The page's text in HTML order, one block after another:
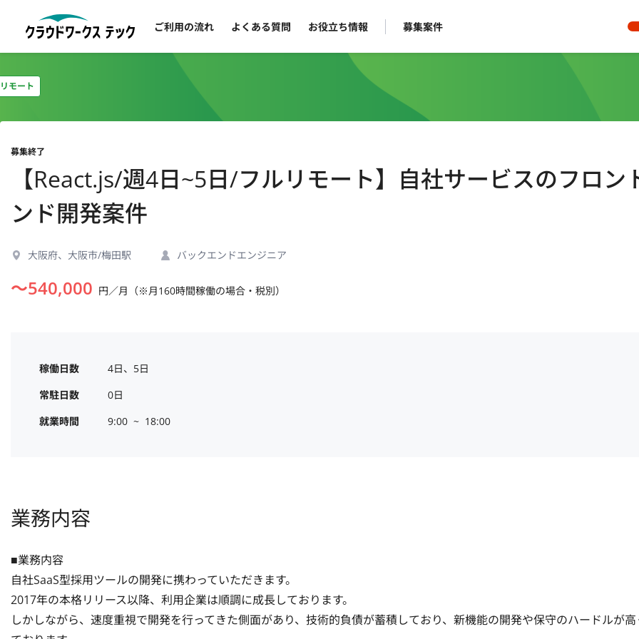
ご利用の流れ よくある質問 お役立ち情報 募集案件
モート
募集終了
【React.js/週4日~5日/フルリモート】自社サービスのフロン
ンド開発案件
大阪府、大阪市/梅田駅 バックエンドエンジニア
〜540,000 円／月（※月160時間稼働の場合・税別）
稼働日数
4日、5日
常駐日数
0日
就業時間
9:00  ~  18:00
業務内容
■業務内容
自社SaaS型採用ツールの開発に携わっていただきます。
2017年の本格リリース以降、利用企業は順調に成長しております。
しかしながら、速度重視で開発を行ってきた側面があり、技術的負債が蓄積しており、新機能の開発や保守のハードルが